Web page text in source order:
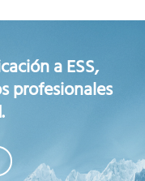
a ESS,
profesionales